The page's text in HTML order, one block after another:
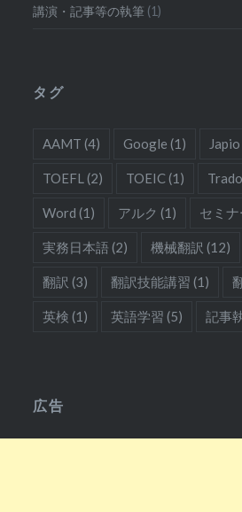
講演・記事等の執筆 (1)
タグ
AAMT (4) Google (1) Japio
TOEFL (2) TOEIC(1)
Word (1) アルク (1) セミナ
実務日本語 (2) 機械翻訳 (12)
翻訳 (3) 翻訳技能講習 (1)
英検 (1) 英語学習 (5) 記事
広告